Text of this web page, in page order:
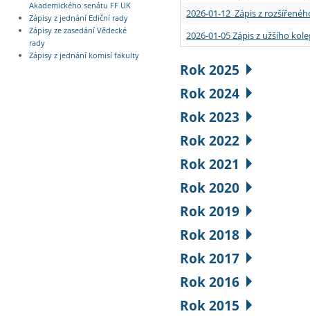
Akademického senátu FF UK
Zápisy z jednání Ediční rady
Zápisy ze zasedání Vědecké
rady
Zápisy z jednání komisí fakulty
2026-01-12 Zápis z
2026-01-05 Zápis z užšího
Rok 2025
Rok 2024
Rok 2023
Rok 2022
Rok 2021
Rok 2020
Rok 2019
Rok 2018
Rok 2017
Rok 2016
Rok 2015